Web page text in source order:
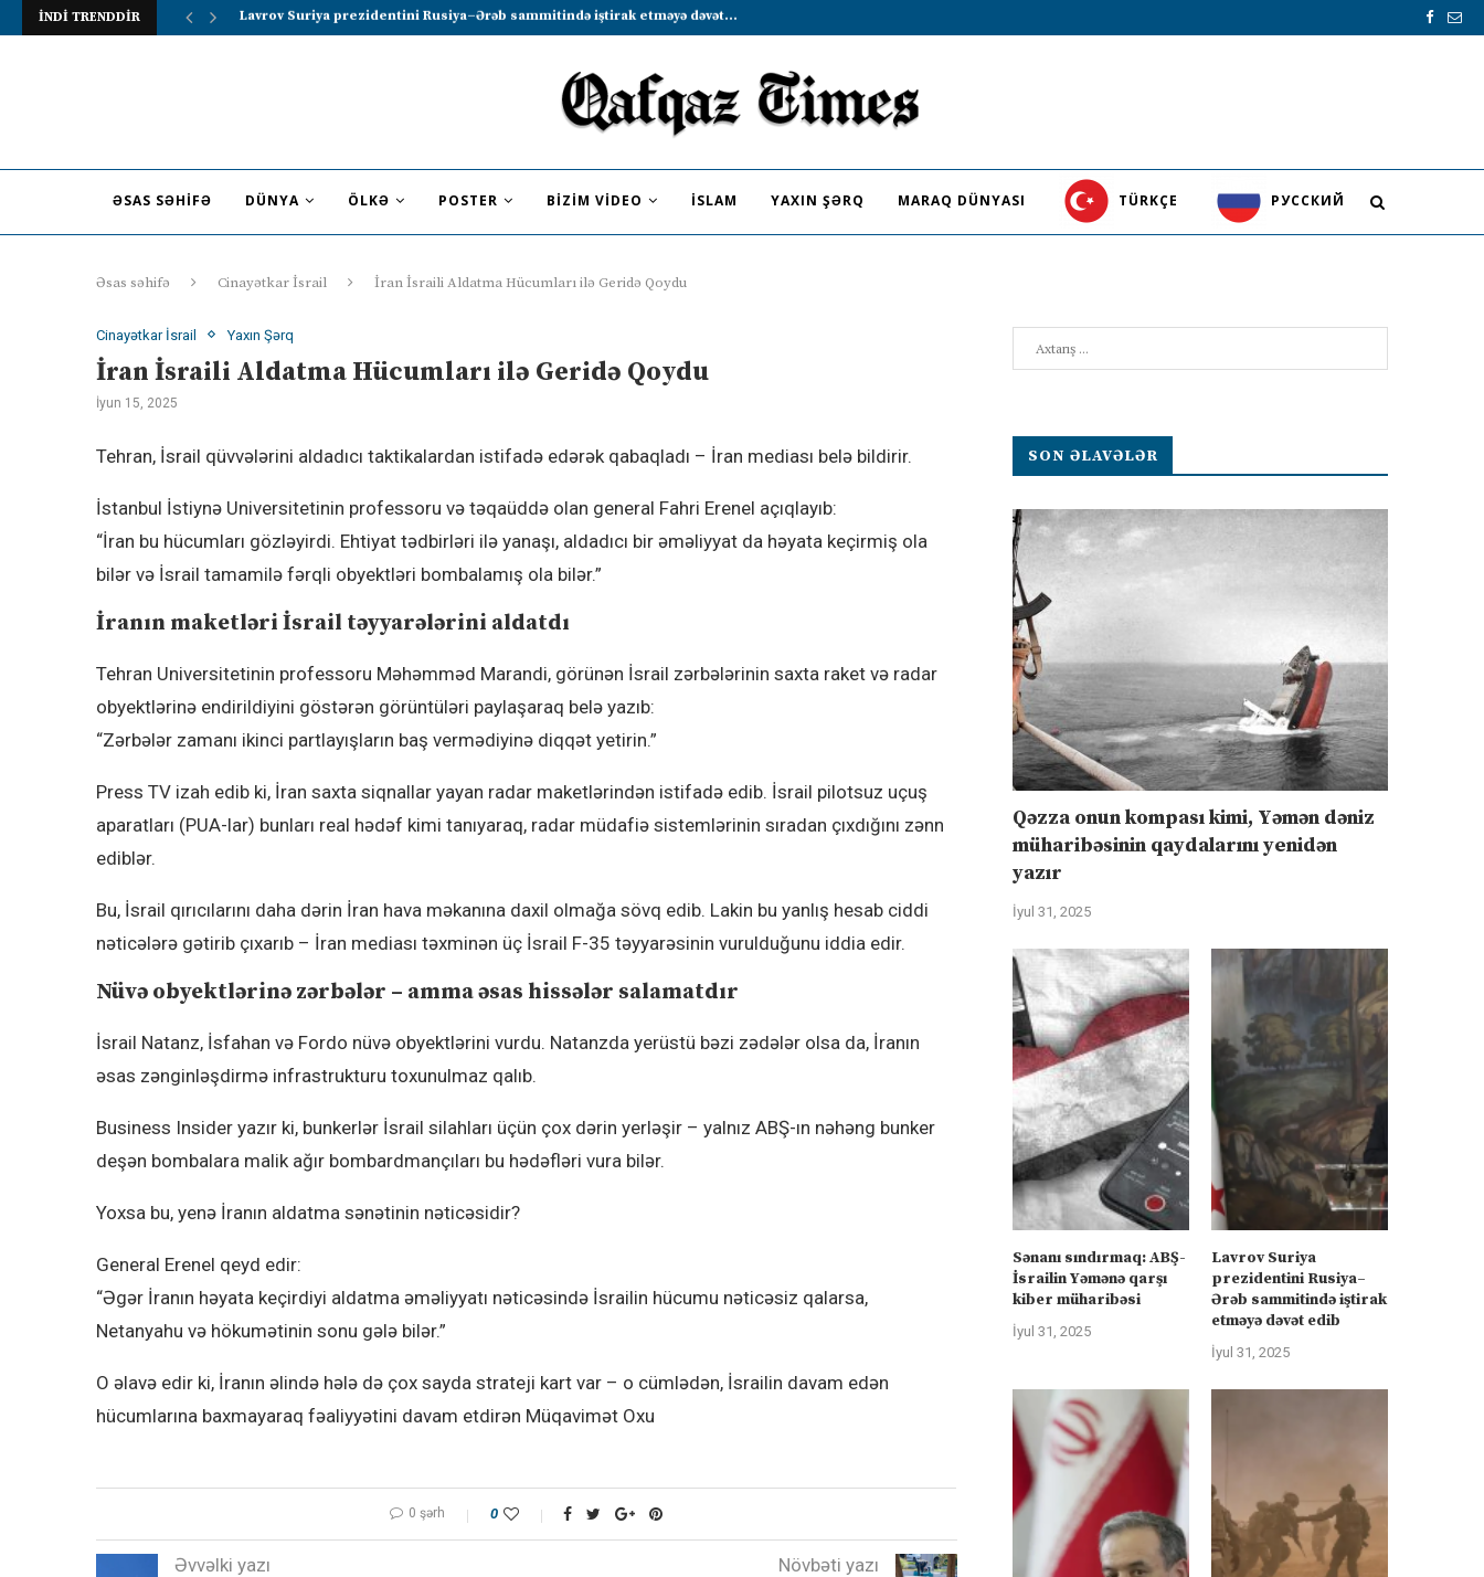
İNDİ TRENDDİR “Müharibəyə görə kompensasiya və təhlükəsizlik zəmanətləri”: İran ABŞ-la...
ƏSAS SƏHIFƏ DÜNYA ÖLKƏ POSTER BIZIM VIDEO İSLAM YAXIN ŞƏRQ MARAQ DÜNYASI TÜRKÇE PУССКИЙ
Əsas səhifə Cinayətkar İsrail İran İsraili Aldatma Hücumları ilə Geridə Qoydu
Cinayətkar İsrail Yaxın Şərq
İran İsraili Aldatma Hücumları ilə Geridə Qoydu
İyun 15, 2025
Tehran, İsrail qüvvələrini aldadıcı taktikalardan istifadə edərək qabaqladı – İran mediası belə bildirir.
İstanbul İstiynə Universitetinin professoru və təqaüddə olan general Fahri Erenel açıqlayıb:
“İran bu hücumları gözləyirdi. Ehtiyat tədbirləri ilə yanaşı, aldadıcı bir əməliyyat da həyata keçirmiş ola
bilər və İsrail tamamilə fərqli obyektləri bombalamış ola bilər.”
İranın maketləri İsrail təyyarələrini aldatdı
Tehran Universitetinin professoru Məhəmməd Marandi, görünən İsrail zərbələrinin saxta raket və radar
obyektlərinə endirildiyini göstərən görüntüləri paylaşaraq belə yazıb:
“Zərbələr zamanı ikinci partlayışların baş vermədiyinə diqqət yetirin.”
Press TV izah edib ki, İran saxta siqnallar yayan radar maketlərindən istifadə edib. İsrail pilotsuz uçuş
aparatları (PUA-lar) bunları real hədəf kimi tanıyaraq, radar müdafiə sistemlərinin sıradan çıxdığını zənn
ediblər.
Bu, İsrail qırıcılarını daha dərin İran hava məkanına daxil olmağa sövq edib. Lakin bu yanlış hesab ciddi
nəticələrə gətirib çıxarıb – İran mediası təxminən üç İsrail F-35 təyyarəsinin vurulduğunu iddia edir.
Nüvə obyektlərinə zərbələr – amma əsas hissələr salamatdır
İsrail Natanz, İsfahan və Fordo nüvə obyektlərini vurdu. Natanzda yerüstü bəzi zədələr olsa da, İranın
əsas zənginləşdirmə infrastrukturu toxunulmaz qalıb.
Business Insider yazır ki, bunkerlər İsrail silahları üçün çox dərin yerləşir – yalnız ABŞ-ın nəhəng bunker
deşən bombalara malik ağır bombardmançıları bu hədəfləri vura bilər.
Yoxsa bu, yenə İranın aldatma sənətinin nəticəsidir?
General Erenel qeyd edir:
“Əgər İranın həyata keçirdiyi aldatma əməliyyatı nəticəsində İsrailin hücumu nəticəsiz qalarsa,
Netanyahu və hökumətinin sonu gələ bilər.”
O əlavə edir ki, İranın əlində hələ də çox sayda strateji kart var – o cümlədən, İsrailin davam edən
hücumlarına baxmayaraq fəaliyyətini davam etdirən Müqavimət Oxu
0 şərh 0
Əvvəlki yazı Növbəti yazı
SON ƏLAVƏLƏR
Qəzza onun kompası kimi, Yəmən dəniz
müharibəsinin qaydalarını yenidən
yazır
İyul 31, 2025
Sənanı sındırmaq: ABŞ-
İsrailin Yəmənə qarşı
kiber müharibəsi
İyul 31, 2025
Lavrov Suriya
prezidentini Rusiya–
Ərəb sammitində iştirak
etməyə dəvət edib
İyul 31, 2025